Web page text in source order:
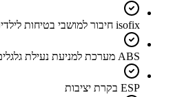
isofix חיבור למושבי בטיחות לילדים
ABS מערכת למניעת נעילת גלגלים
ESP בקרת יציבות